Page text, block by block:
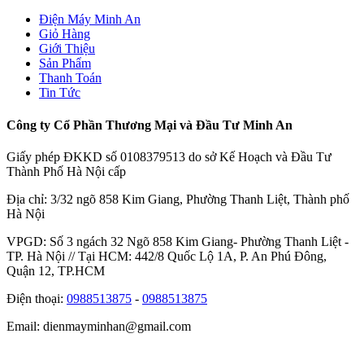
Điện Máy Minh An
Giỏ Hàng
Giới Thiệu
Sản Phẩm
Thanh Toán
Tin Tức
Công ty Cổ Phần Thương Mại và Đầu Tư Minh An
Giấy phép ĐKKD số 0108379513 do sở Kế Hoạch và Đầu Tư
Thành Phố Hà Nội cấp
Địa chỉ: 3/32 ngõ 858 Kim Giang, Phường Thanh Liệt, Thành phố
Hà Nội
VPGD: Số 3 ngách 32 Ngõ 858 Kim Giang- Phường Thanh Liệt -
TP. Hà Nội // Tại HCM: 442/8 Quốc Lộ 1A, P. An Phú Đông,
Quận 12, TP.HCM
Điện thoại: 0988513875 - 0988513875
Email: dienmayminhan@gmail.com